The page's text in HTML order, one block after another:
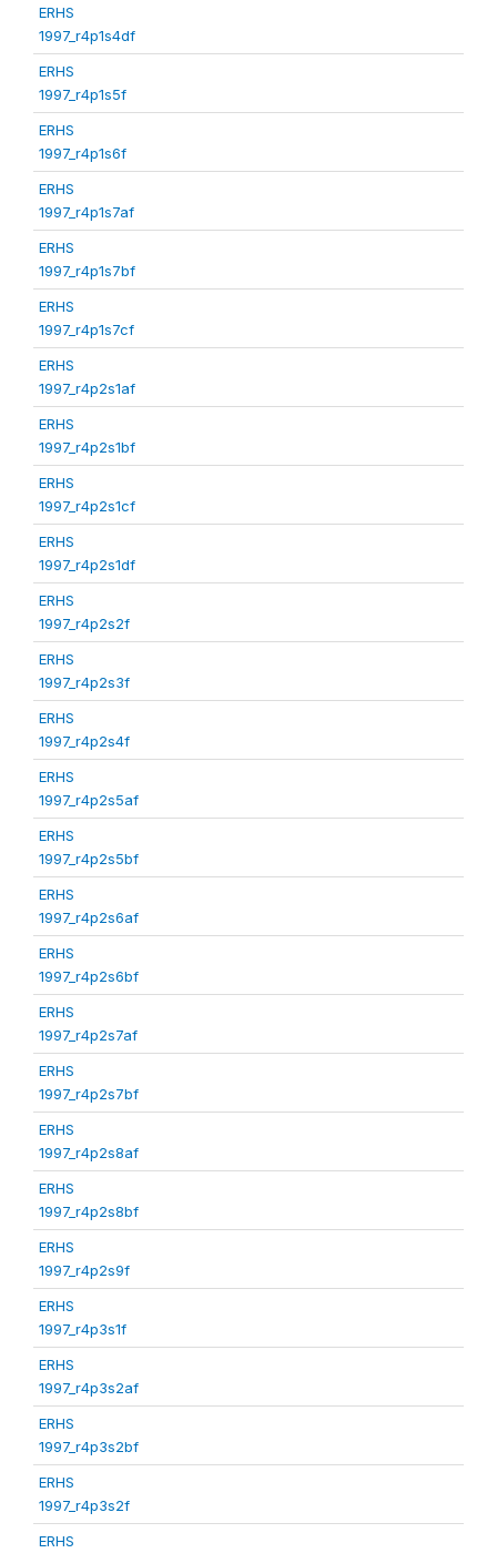
ERHS
1997_r4p1s4df
ERHS
1997_r4p1s5f
ERHS
1997_r4p1s6f
ERHS
1997_r4p1s7af
ERHS
1997_r4p1s7bf
ERHS
1997_r4p1s7cf
ERHS
1997_r4p2s1af
ERHS
1997_r4p2s1bf
ERHS
1997_r4p2s1cf
ERHS
1997_r4p2s1df
ERHS
1997_r4p2s2f
ERHS
1997_r4p2s3f
ERHS
1997_r4p2s4f
ERHS
1997_r4p2s5af
ERHS
1997_r4p2s5bf
ERHS
1997_r4p2s6af
ERHS
1997_r4p2s6bf
ERHS
1997_r4p2s7af
ERHS
1997_r4p2s7bf
ERHS
1997_r4p2s8af
ERHS
1997_r4p2s8bf
ERHS
1997_r4p2s9f
ERHS
1997_r4p3s1f
ERHS
1997_r4p3s2af
ERHS
1997_r4p3s2bf
ERHS
1997_r4p3s2f
ERHS